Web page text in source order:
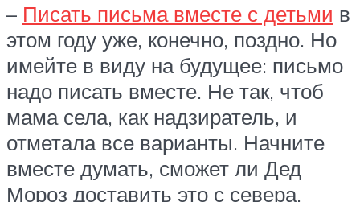
– Писать письма вместе с детьми в
этом году уже, конечно, поздно. Но
имейте в виду на будущее: письмо
надо писать вместе. Не так, чтоб
мама села, как надзиратель, и
отметала все варианты. Начните
вместе думать, сможет ли Дед
Мороз доставить это с севера.